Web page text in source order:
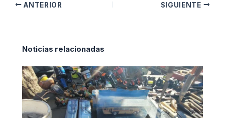
ANTERIOR SIGUIENTE
Noticias relacionadas